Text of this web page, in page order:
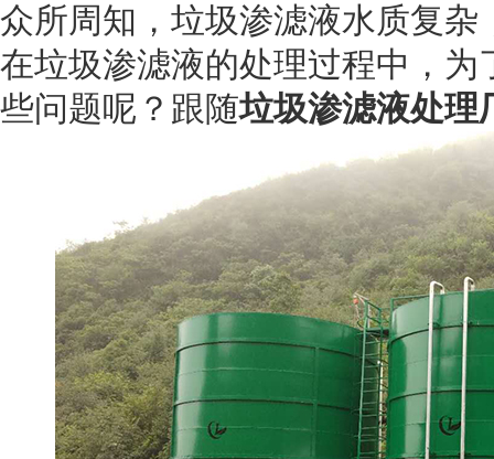
众所周知，垃圾渗滤液水质复
在垃圾渗滤液的处理过程中，
些问题呢？跟随垃圾渗滤液处理